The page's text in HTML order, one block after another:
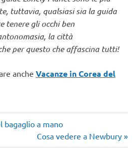
tuttavia, qualsiasi sia la guida
tenere gli occhi ben
la città
per questo che affascina tutti!
anche Vacanze in Corea del
bagaglio a mano
Articolo
Cosa vedere a Newbury